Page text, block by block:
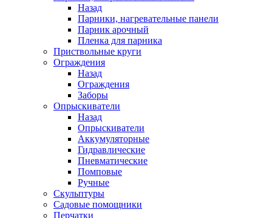
Назад
Парники, нагревательные панели
Парник арочный
Пленка для парника
Приствольные круги
Ограждения
Назад
Ограждения
Заборы
Опрыскиватели
Назад
Опрыскиватели
Аккумуляторные
Гидравлические
Пневматические
Помповые
Ручные
Скульптуры
Садовые помощники
Перчатки